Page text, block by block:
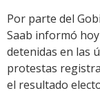
Por parte del
Saab informó
detenidas en las
protestas
el resultado